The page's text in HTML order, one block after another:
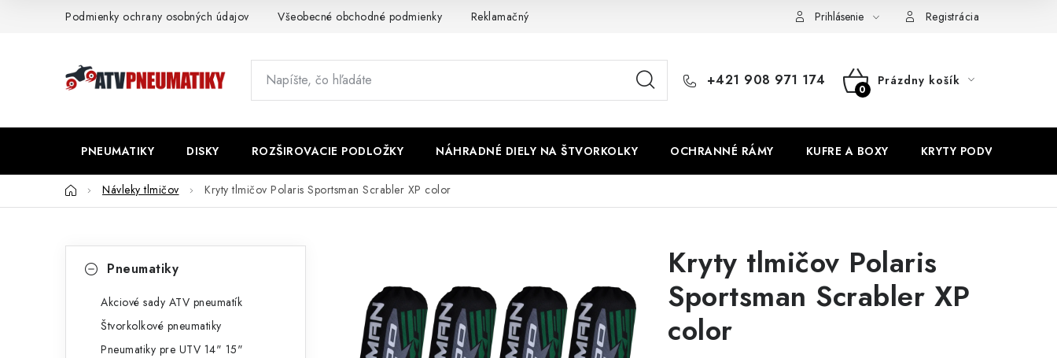
Podmienky ochrany osobných údajov Všeobecné obchodné podmienky Reklamačný poriadok - formulár Prihlásenie Registrácia
+421 908 971 174
NÁKUPNÝ
Prázdny košík
PNEUMATIKY DISKY ROZŠIROVACIE PODLOŽKY NÁHRADNÉ DIELY NA ŠTVORKOLKY OCHRANNÉ RÁMY KUFRE A BOXY KRYTY PODVOZKU
DomovNávleky tlmičov Kryty tlmičov Polaris Sportsman Scrabler XP color
kategóriePneumatiky
Akciové sady ATV pneumatík
Štvorkolkové pneumatiky
Pneumatiky pre UTV 14" 15"
Kryty tlmičov Polaris
Sportsman Scrabler XP
color